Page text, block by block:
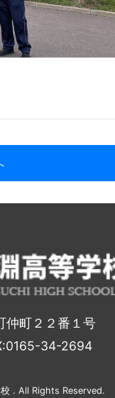
町２２番１号
34-2694
. All Rights Reserved.